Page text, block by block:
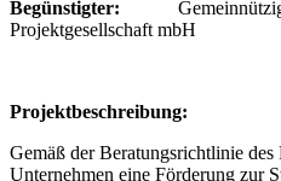
Begünstigter: Gemeinnützige
Projektgesellschaft mbH
Projektbeschreibung:
Gemäß der Beratungsrichtlinie des
Unternehmen eine Förderung zur